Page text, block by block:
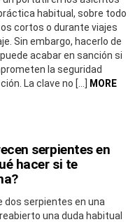
habitual, sobre todo
cortos o durante viajes
Sin embargo, hacerlo de
acabar en sanción si
la seguridad
La clave no […]
MORE
serpientes en
hacer si te
dos serpientes en una
una duda habitual